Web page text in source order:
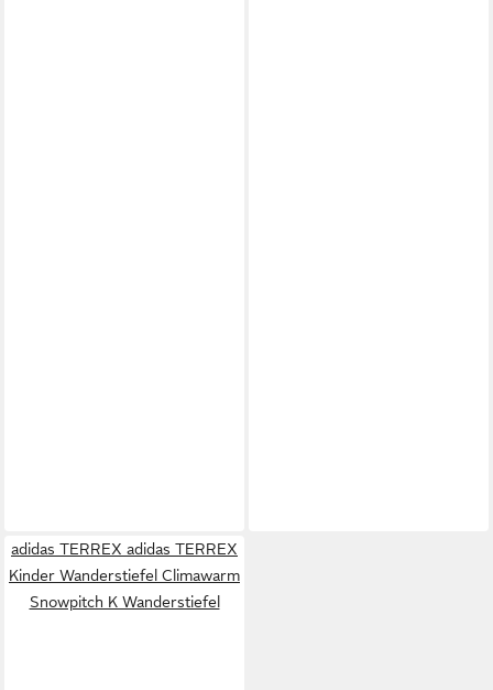
adidas TERREX adidas TERREX
Kinder Wanderstiefel Climawarm
Snowpitch K Wanderstiefel